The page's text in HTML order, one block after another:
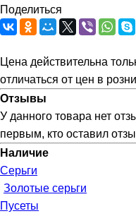
Поделиться
Цена действительна
отличаться от цен в
Отзывы
У данного товара нет
первым, кто оставил
Наличие
Серьги
Золотые серьги
Пусеты